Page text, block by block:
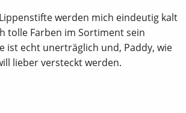
werden mich eindeutig kalt
tolle Farben im Sortiment sein
ist echt unerträglich und, Paddy, wie
lieber versteckt werden.